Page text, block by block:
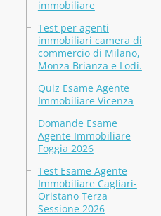
immobiliare
Test per agenti
immobiliari camera di
commercio di Milano,
Monza Brianza e Lodi.
Quiz Esame Agente
Immobiliare Vicenza
Domande Esame
Agente Immobiliare
Foggia 2026
Test Esame Agente
Immobiliare Cagliari-
Oristano Terza
Sessione 2026